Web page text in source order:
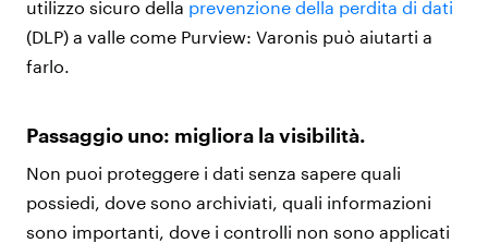
utilizzo sicuro della prevenzione della perdita di dati
(DLP) a valle come Purview: Varonis può aiutarti a
farlo.
Passaggio uno: migliora la visibilità.
Non puoi proteggere i dati senza sapere quali
possiedi, dove sono archiviati, quali informazioni
sono importanti, dove i controlli non sono applicati